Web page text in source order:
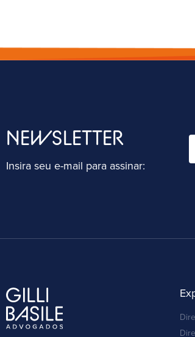
NEWSLETTER
Insira seu e-mail para assinar: